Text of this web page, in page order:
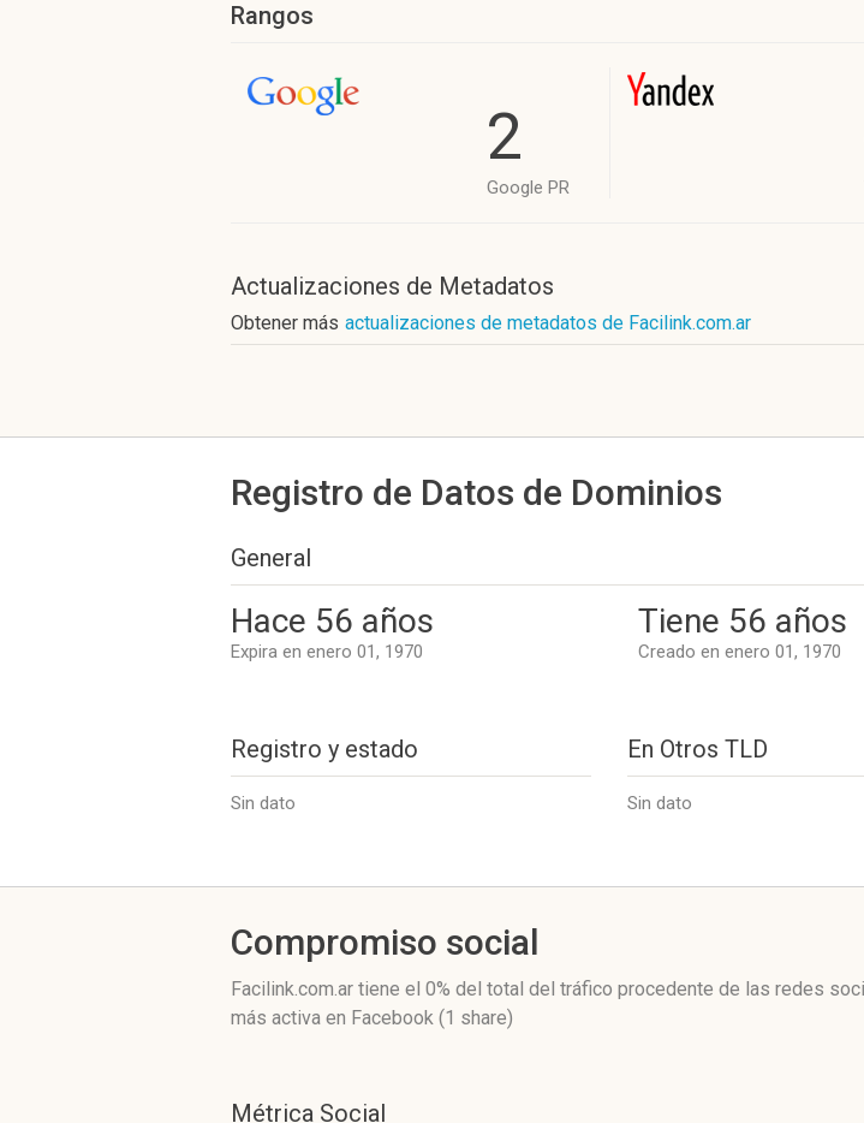
Rangos
2
Google PR
Actualizaciones de Metadatos
Obtener más actualizaciones de metadatos de Facilink.com.ar
Registro de Datos de Dominios
General
Hace 56 años
Expira en enero 01, 1970
Tiene 56 años
Creado en enero 01, 1970
Registro y estado
Sin dato
En Otros TLD
Sin dato
Compromiso social
Facilink.com.ar tiene el 0% del total del tráfico procedente de las redes
más activa en Facebook (1 share)
Métrica Social